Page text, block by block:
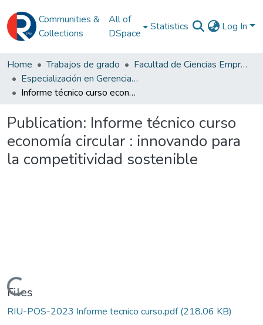
Communities &
Collections
All of
DSpace
Statistics Log In
Home Trabajos de grado
Facultad de Ciencias Empresariales
Especialización en Gerencia Ambiental
Informe técnico curso economía circular : innovando para la competitividad sostenible
Publication: Informe técnico curso
economía circular : innovando para
la competitividad sostenible
Loading...
Files
RIU-POS-2023 Informe tecnico curso.pdf(218.06 KB)